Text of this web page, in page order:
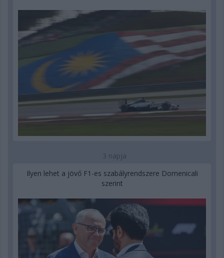
3 napja
Ilyen lehet a jövő F1-es szabályrendszere Domenicali
szerint